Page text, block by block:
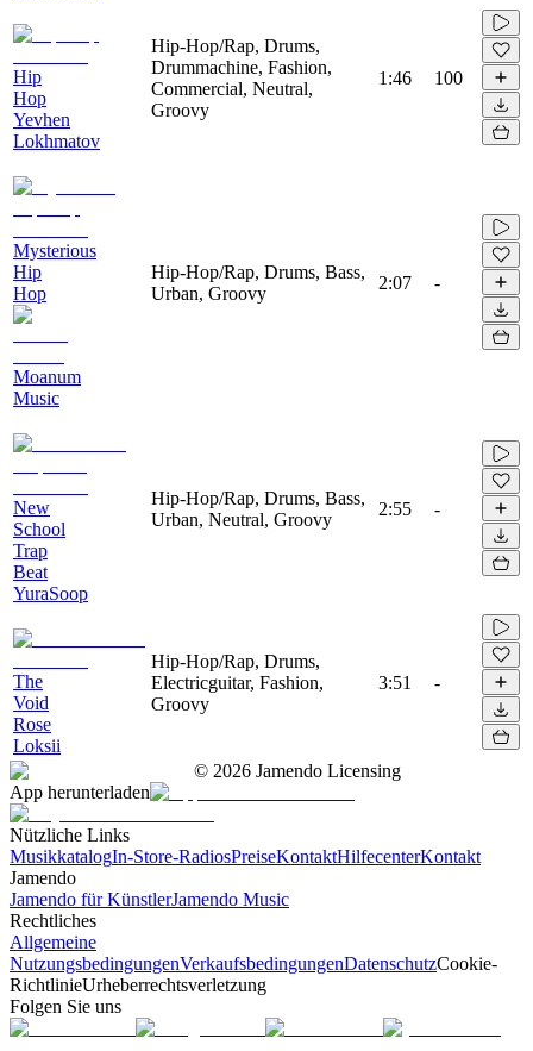
Hip
Hop
Yevhen
Lokhmatov
Hip-Hop/Rap, Drums,
Drummachine, Fashion,
Commercial, Neutral,
Groovy
1:46 100
Mysterious
Hip
Hop
Moanum
Music
Hip-Hop/Rap, Drums, Bass,
Urban, Groovy
2:07 -
New
School
Trap
Beat
YuraSoop
Hip-Hop/Rap, Drums, Bass,
Urban, Neutral, Groovy
2:55 -
The
Void
Rose
Loksii
Hip-Hop/Rap, Drums,
Electricguitar, Fashion,
Groovy
3:51 -
© 2026 Jamendo Licensing
App herunterladen
Nützliche Links
MusikkatalogIn-Store-RadiosPreiseKontaktHilfecenterKontakt
Jamendo
Jamendo für KünstlerJamendo Music
Rechtliches
Allgemeine
NutzungsbedingungenVerkaufsbedingungenDatenschutzCookie-
RichtlinieUrheberrechtsverletzung
Folgen Sie uns